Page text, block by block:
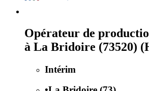
Opérateur de
à La Bridoire (73520)
Intérim